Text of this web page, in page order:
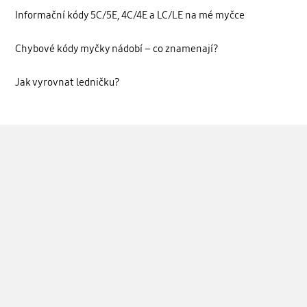
Informační kódy 5C/5E, 4C/4E a LC/LE na mé myčce
Chybové kódy myčky nádobí – co znamenají?
Jak vyrovnat ledničku?